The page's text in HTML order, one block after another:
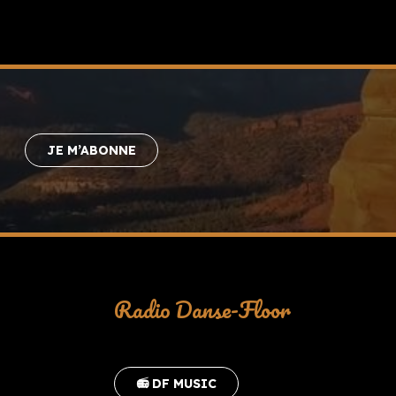
JE M’ABONNE
Radio Danse-Floor
📻 DF MUSIC